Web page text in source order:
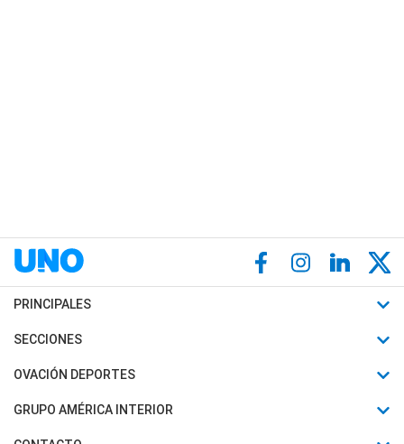
PRINCIPALES
Últimas Noticias
Política
SECCIONES
Horóscopo
Motores
OVACIÓN DEPORTES
Fútbol
Mundial
GRUPO AMÉRICA INTERIOR